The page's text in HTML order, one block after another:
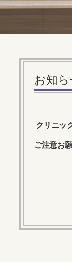
お知
クリニッ
ご注意お